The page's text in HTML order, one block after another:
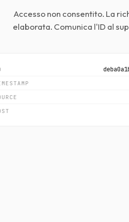
Accesso non consentito. La
elaborata. Comunica l'ID al